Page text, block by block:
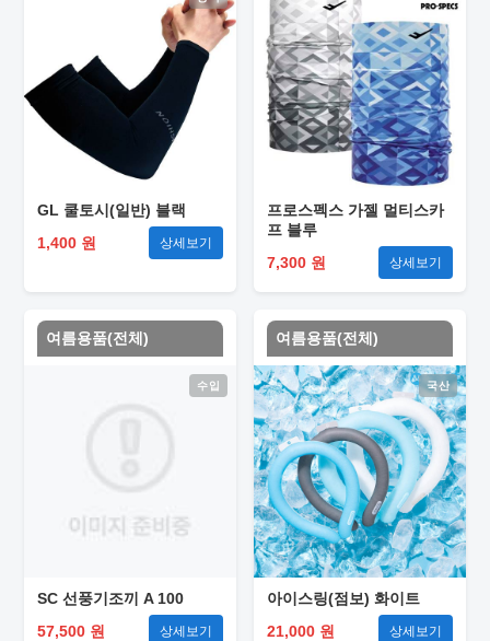
GL 쿨토시(일반) 블랙
1,400 원
상세보기
프로스펙스 가젤 멀티스카
프 블루
7,300 원
상세보기
여름용품(전체)
수입
SC 선풍기조끼 A 100
57,500 원
상세보기
여름용품(전체)
국산
아이스링(점보) 화이트
21,000 원
상세보기